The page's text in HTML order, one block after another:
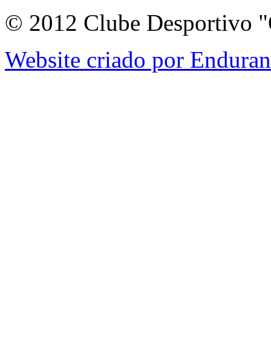
© 2012 Clube Desportivo
Website criado por